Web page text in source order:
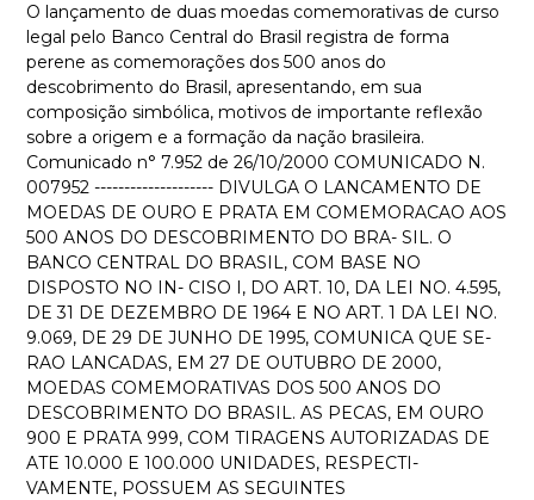
O lançamento de duas moedas comemorativas de curso
legal pelo Banco Central do Brasil registra de forma
perene as comemorações dos 500 anos do
descobrimento do Brasil, apresentando, em sua
composição simbólica, motivos de importante reflexão
sobre a origem e a formação da nação brasileira.
Comunicado n° 7.952 de 26/10/2000 COMUNICADO N.
007952 -------------------- DIVULGA O LANCAMENTO DE
MOEDAS DE OURO E PRATA EM COMEMORACAO AOS
500 ANOS DO DESCOBRIMENTO DO BRA- SIL. O
BANCO CENTRAL DO BRASIL, COM BASE NO
DISPOSTO NO IN- CISO I, DO ART. 10, DA LEI NO. 4.595,
DE 31 DE DEZEMBRO DE 1964 E NO ART. 1 DA LEI NO.
9.069, DE 29 DE JUNHO DE 1995, COMUNICA QUE SE-
RAO LANCADAS, EM 27 DE OUTUBRO DE 2000,
MOEDAS COMEMORATIVAS DOS 500 ANOS DO
DESCOBRIMENTO DO BRASIL. AS PECAS, EM OURO
900 E PRATA 999, COM TIRAGENS AUTORIZADAS DE
ATE 10.000 E 100.000 UNIDADES, RESPECTI-
VAMENTE, POSSUEM AS SEGUINTES